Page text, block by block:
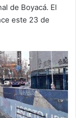
de Boyacá. El
este 23 de